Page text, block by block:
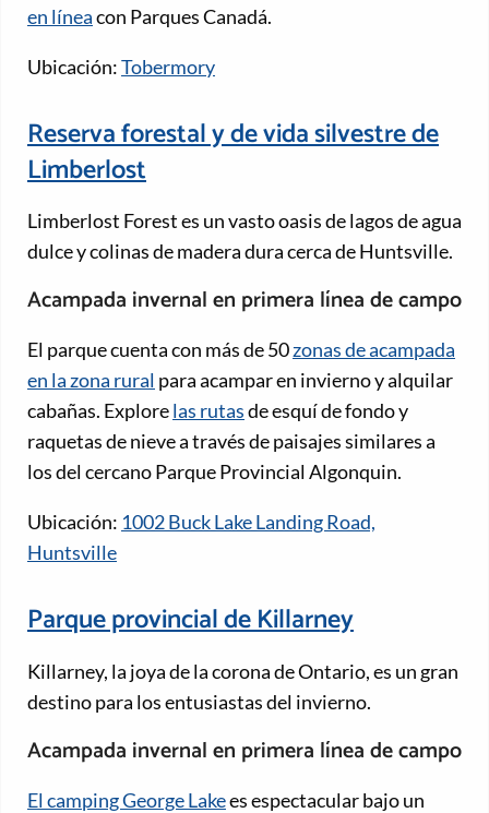
en líneacon Parques Canadá.
Ubicación:Tobermory
Reserva forestal y de vida silvestre de
Limberlost
Limberlost Forest es un vasto oasis de lagos de agua
dulce y colinas de madera dura cerca de Huntsville.
Acampada invernal en primera línea de campo
El parque cuenta con más de 50zonas de acampada
en la zona rural para acampar en invierno y alquilar
cabañas. Explorelas rutasde esquí de fondo y
raquetas de nieve a través de paisajes similares a
los del cercano Parque Provincial Algonquin.
Ubicación: 1002 Buck Lake Landing Road,
Huntsville
Parque provincial de Killarney
Killarney, la joya de la corona de Ontario, es un gran
destino para los entusiastas del invierno.
Acampada invernal en primera línea de campo
El camping George Lakees espectacular bajo un